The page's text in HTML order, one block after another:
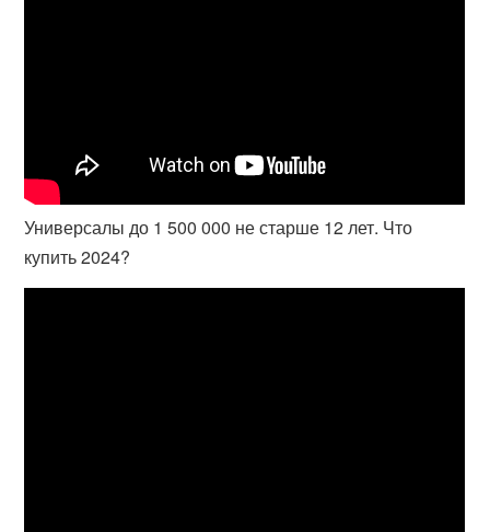
Универсалы до 1 500 000 не старше 12 лет. Что
купить 2024?